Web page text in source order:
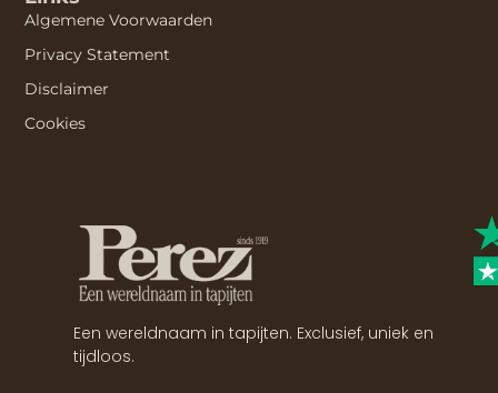
Een wereldnaam in tapijten. Exclusief, uniek en
tijdloos.
Algemene Voorwaarden
Privacy Statement
Disclaimer
Cookies